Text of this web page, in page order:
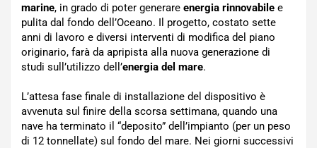
marine, in grado di poter generare energia rinnovabile e
pulita dal fondo dell’Oceano. Il progetto, costato sette
anni di lavoro e diversi interventi di modifica del piano
originario, farà da apripista alla nuova generazione di
studi sull’utilizzo dell’energia del mare.
L’attesa fase finale di installazione del dispositivo è
avvenuta sul finire della scorsa settimana, quando una
nave ha terminato il “deposito” dell’impianto (per un peso
di 12 tonnellate) sul fondo del mare. Nei giorni successivi